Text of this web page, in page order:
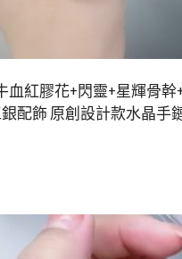
血紅膠花+閃靈+星輝骨幹
配飾 原創設計款水晶手